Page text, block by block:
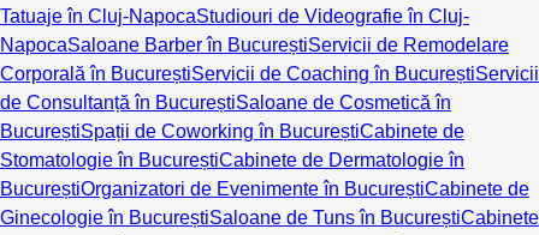
Tatuaje în Cluj-NapocaStudiouri de Videografie în Cluj-
NapocaSaloane Barber în BucureștiServicii de Remodelare
Corporală în BucureștiServicii de Coaching în BucureștiServicii
de Consultanță în BucureștiSaloane de Cosmetică în
BucureștiSpații de Coworking în BucureștiCabinete de
Stomatologie în BucureștiCabinete de Dermatologie în
BucureștiOrganizatori de Evenimente în BucureștiCabinete de
Ginecologie în BucureștiSaloane de Tuns în BucureștiCabinete